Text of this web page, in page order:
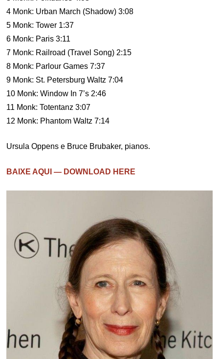
4 Monk: Urban March (Shadow) 3:08
5 Monk: Tower 1:37
6 Monk: Paris 3:11
7 Monk: Railroad (Travel Song) 2:15
8 Monk: Parlour Games 7:37
9 Monk: St. Petersburg Waltz 7:04
10 Monk: Window In 7’s 2:46
11 Monk: Totentanz 3:07
12 Monk: Phantom Waltz 7:14
Ursula Oppens e Bruce Brubaker, pianos.
BAIXE AQUI — DOWNLOAD HERE